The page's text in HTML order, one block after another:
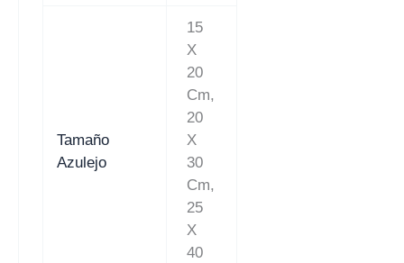
Tamaño
Azulejo
15
X
20
Cm,
20
X
30
Cm,
25
X
40